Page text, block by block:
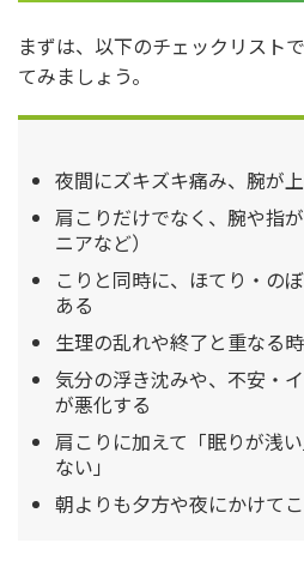
まずは、以下のチェックリスト
てみましょう。
夜間にズキズキ痛み、腕が
肩こりだけでなく、腕や指
ニアなど）
こりと同時に、ほてり・の
ある
生理の乱れや終了と重なる
気分の浮き沈みや、不安・
が悪化する
肩こりに加えて「眠りが浅
ない」
朝よりも夕方や夜にかけて